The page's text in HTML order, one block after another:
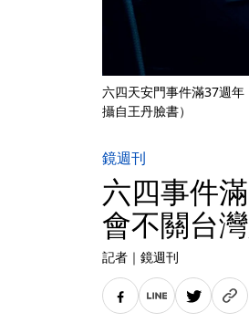
六四天安門事件滿37週
攝自王丹臉書）
鏡週刊
六四事件
會不關台
記者 ｜ 鏡週刊